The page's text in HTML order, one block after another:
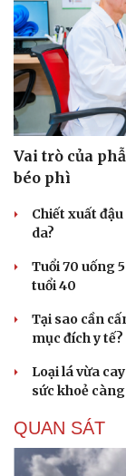
Văn hóa
Văn học
Âm nhạc
Vai trò của
béo phì
Chiết xuất
da?
Tuổi 70 uống
tuổi 40
Tại sao cần
mục đích y tế?
Loại lá vừa
sức khoẻ
QUAN SÁT